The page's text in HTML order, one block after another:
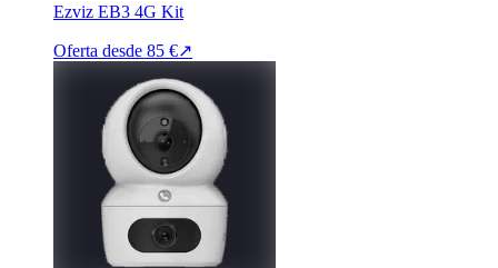
Ezviz EB3 4G Kit
Oferta desde 85 €↗